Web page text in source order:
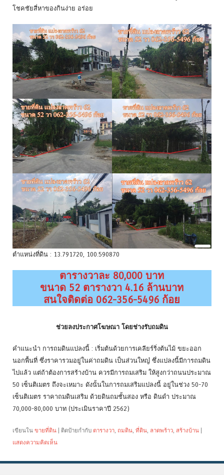
โชคชัยสี่หาของกินง่าย อร่อย
ตำแหน่งที่ดิน : 13.791720, 100.590870
ตารางวาละ 80,000 บาท
ขนาด 52 ตารางวา 4.16 ล้านบาท
สนใจติดต่อ 062-356-5496 ก้อย
ช่วยลงประกาศโฆษณา โดยช่างรับถมดิน
คำแนะนำ การถมดินแปลงนี้ : เริ่มต้นด้วยการเคลียร์ริ่งต้นไม้ ขยะออก
นอกพื้นที่ ซึ่งราคารวมอยู่ในค่าถมดิน เป็นส่วนใหญ๋ ซึ่งแปลงนี้มีการถมดิน
ไปแล้ว แต่ถ้าต้องการสร้างบ้าน ควรมีการถมเสริม ให้สูงกว่าถนนประมาณ
50 เซ็นติเมตร ถึงจะเหมาะ ดังนั้นในการถมเสริมแปลงนี้ อยู่ในช่วง 50-70
เซ็นติเมตร ราคาถมดินเสริม ด้วยดินถมชั้นสอง หรือ ดินดำ ประมาณ
70,000-80,000 บาท (ประเมินราคาปี 2562)
เขียนใน ขายที่ดิน ติดป้ายกำกับ ตารางวา, ถมดิน, ที่ดิน, ลาดพร้าว, สร้างบ้าน
แสดงความคิดเห็น